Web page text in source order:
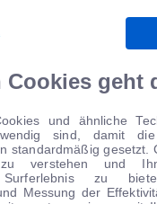
Cookies geht
und ähnliche
sind, damit
standardmäßig gesetzt.
zu verstehen und
Surferlebnis zu
Messung der